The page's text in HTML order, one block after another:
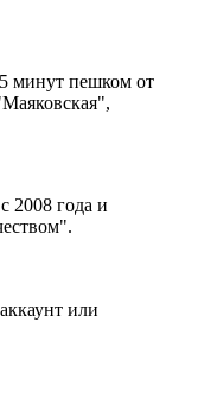
минут пешком от
2008 года и
или